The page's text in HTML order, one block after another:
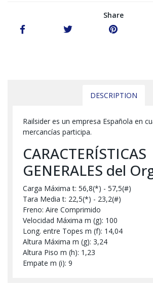
Share
DESCRIPTION
Railsider es un empresa Española en
mercancías participa.
CARACTERÍSTICAS
GENERALES del
Carga Máxima t: 56,8(*) - 57,5(#)
Tara Media t: 22,5(*) - 23,2(#)
Freno: Aire Comprimido
Velocidad Máxima m (g): 100
Long. entre Topes m (f): 14,04
Altura Máxima m (g): 3,24
Altura Piso m (h): 1,23
Empate m (i): 9